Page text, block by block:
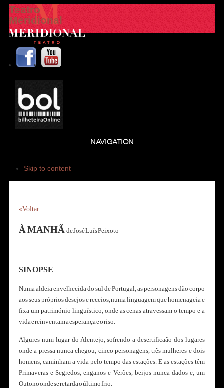
Teatro
Meridional
NAVIGATION
Skip to content
«Voltar
À MANHÃ de José Luís Peixoto
SINOPSE
Numa aldeia envelhecida do sul de Portugal, as personagens dão corpo
aos seus próprios desejos e receios, numa linguagem que homenageia e
fixa um património linguístico, onde as cenas atravessam o tempo e a
vida e reinventam a esperança e o riso.
Algures num lugar do Alentejo, sofrendo a desertificaão dos lugares
onde a pressa nunca chegou, cinco personagens, três mulheres e dois
homens, caminham a vida pelo tempo das estações. E as estações têm
Primaveras e Segredos, enganos e Verões, beijos nunca dados e, um
Outono onde se retarda o último frio.